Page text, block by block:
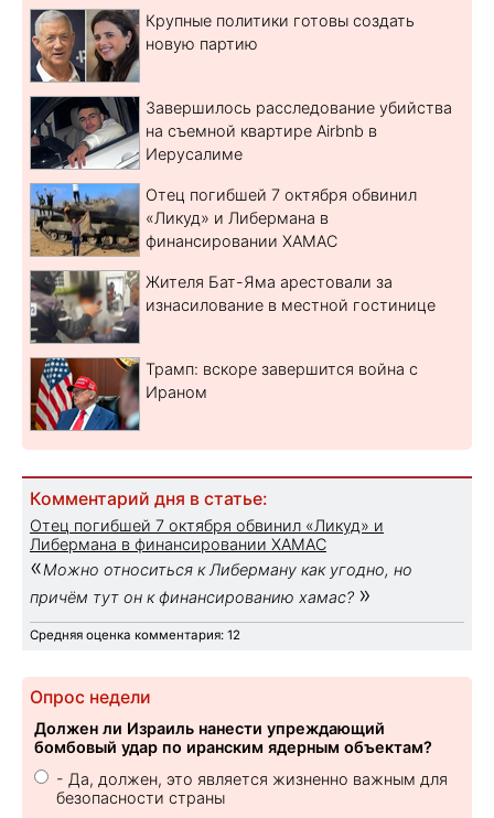
Крупные политики готовы создать
новую партию
Завершилось расследование убийства
на съемной квартире Airbnb в
Иерусалиме
Отец погибшей 7 октября обвинил
«Ликуд» и Либермана в
финансировании ХАМАС
Жителя Бат-Яма арестовали за
изнасилование в местной гостинице
Трамп: вскоре завершится война с
Ираном
Комментарий дня в статье:
Отец погибшей 7 октября обвинил «Ликуд» и
Либермана в финансировании ХАМАС
«Можно относиться к Либерману как угодно, но
причём тут он к финансированию хамас? »
Средняя оценка комментария: 12
Опрос недели
Должен ли Израиль нанести упреждающий
бомбовый удар по иранским ядерным объектам?
- Да, должен, это является жизненно важным для
безопасности страны